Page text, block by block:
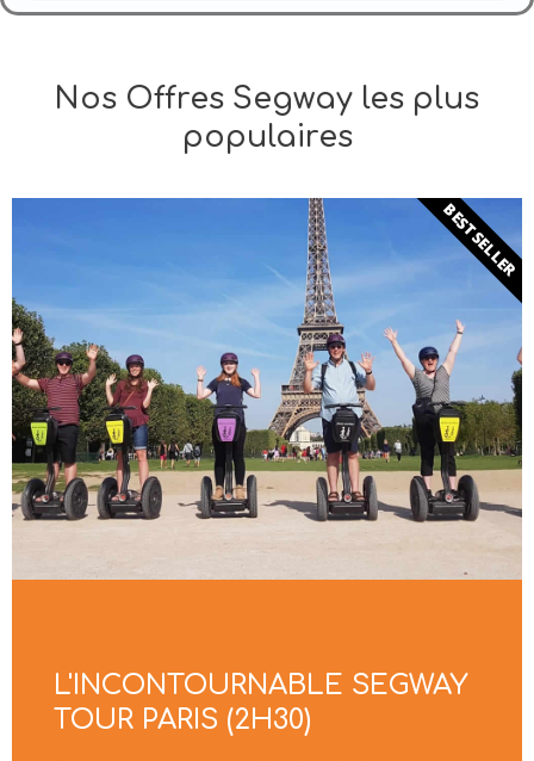
Nos Offres Segway les plus
populaires
L'INCONTOURNABLE SEGWAY
TOUR PARIS (2H30)
BESTSELLER